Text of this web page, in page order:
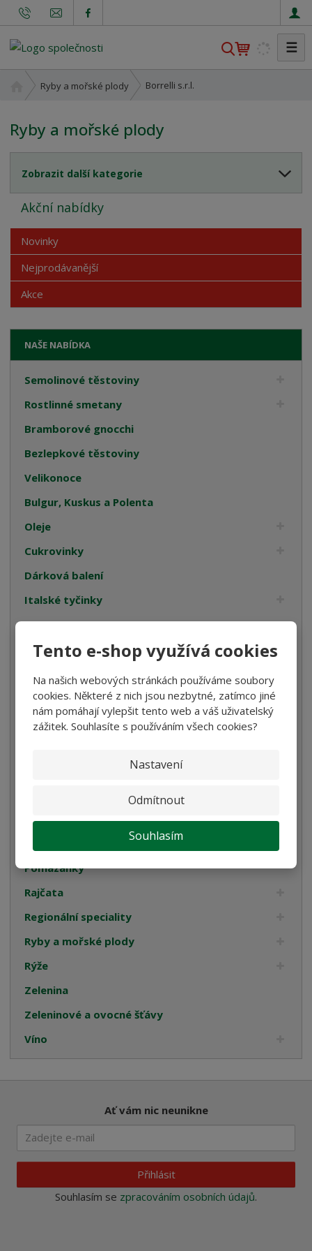
Tento e-shop využívá cookies
Na našich webových stránkách používáme soubory
cookies. Některé z nich jsou nezbytné, zatímco jiné
nám pomáhají vylepšit tento web a váš uživatelský
zážitek. Souhlasíte s používáním všech cookies?
Nastavení
Odmítnout
Souhlasím
V
a
☰
v
d
s
t
r
n
a
Ryby a mořské plody Borrelli s.r.l.
Ryby a mořské plody
Zobrazit další kategorie
NAŠE NABÍDKA
Semolinové těstoviny
Rostlinné smetany
Bramborové gnocchi
Bezlepkové těstoviny
Velikonoce
Bulgur, Kuskus a Polenta
Oleje
Cukrovinky
Dárková balení
Italské tyčinky
Kompoty
Káva
Luštěniny
Mořská sůl
Omáčky na těstoviny
Pomazánky
Rajčata
Regionální speciality
Ryby a mořské plody
Rýže
Zelenina
Zeleninové a ovocné šťávy
Víno
Akční nabídky
Novinky
Nejprodávanější
Akce
Ať vám nic neunikne
Přihlásit
Souhlasím se zpracováním osobních údajů.